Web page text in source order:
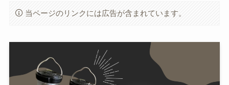
当ページのリンクには広告が含まれています。